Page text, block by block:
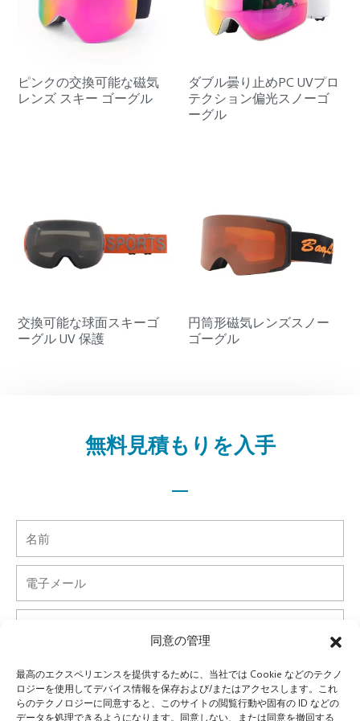
同意の管理
最高のエクスペリエンスを提供するために、当社では Cookie などのテクノ
ロジーを使用してデバイス情報を保存および/またはアクセスします。これ
らのテクノロジーに同意すると、このサイトの閲覧行動や固有の ID などの
ピンクの交換可能な磁気
レンズ スキー ゴーグル
ダブル曇り止めPC UVプロ
テクション偏光スノーゴ
ーグル
交換可能な球面スキーゴ
ーグル UV 保護
円筒形磁気レンズスノー
ゴーグル
無料見積もりを入手
メ
電
会